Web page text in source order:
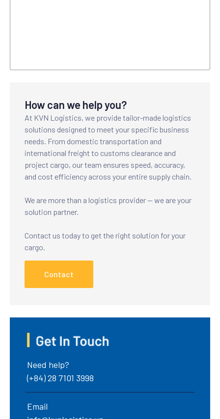
How can we help you?
At KVN Logistics, we provide tailor-made logistics
solutions designed to meet your specific business
needs. From domestic transportation and
international freight to customs clearance and
project cargo, our team ensures speed, accuracy,
and cost efficiency across your entire supply chain.
We are more than a logistics provider — we are your
solution partner.
Contact us today to get the right solution for your
cargo.
Contact
Need help?
(+84) 28 7101 3998
Email